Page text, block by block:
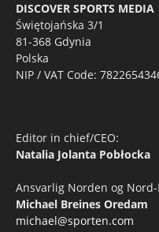
DISCOVER SPORTS MEDIA
Świętojańska 3/1
81-368 Gdynia
Polska
NIP / VAT Code:
Editor in chief/CEO:
Natalia Jolanta Pobłocka
Ansvarlig Norden og
Michael Breines Oredam
michael@sporten.com